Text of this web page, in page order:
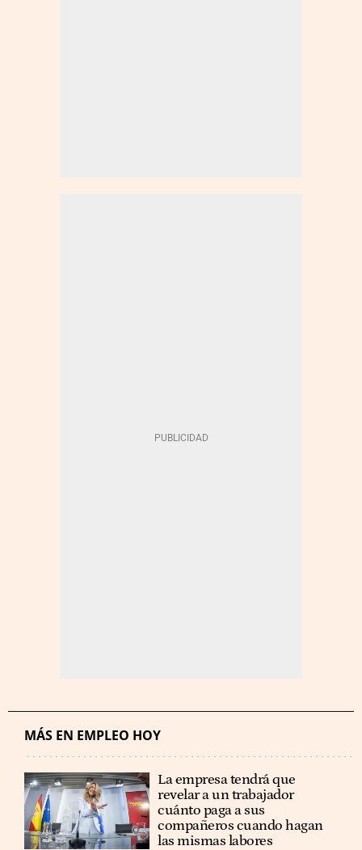
MÁS EN EMPLEO HOY
La empresa tendrá que
revelar a un trabajador
cuánto paga a sus
compañeros cuando hagan
las mismas labores